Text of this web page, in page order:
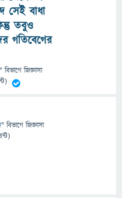
সেই বাধা
তবুও
গতিবেগের
" বিভাগে জিজ্ঞাসা
" বিভাগে জিজ্ঞাসা